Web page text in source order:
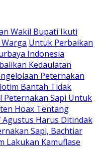
Wakil Bupati Ikuti
Untuk Perbaikan
Indonesia
Kedaulatan
Peternakan
Bantah Tidak
Peternakan Sapi Untuk
Hoax Tentang
Agustus Harus Ditindak
Sapi, Bachtiar
Lakukan Kamuflase